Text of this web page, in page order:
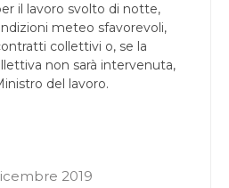
il lavoro svolto di notte,
meteo sfavorevoli,
collettivi o, se la
non sarà intervenuta,
del lavoro.
2019